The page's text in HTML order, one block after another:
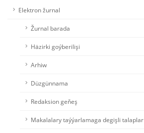
Elektron žurnal
Žurnal barada
Häzirki goýberilişi
Arhiw
Düzgünnama
Redaksion geňeş
Makalalary taýýarlamaga degişli talaplar